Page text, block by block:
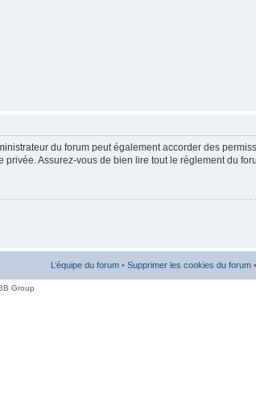
du forum peut également accorder des
Assurez-vous de bien lire tout le règlement du
L’équipe du forum • Supprimer les cookies du forum
Group